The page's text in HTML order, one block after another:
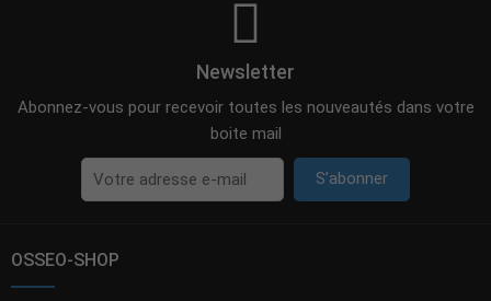
Newsletter
Abonnez-vous pour recevoir toutes les nouveautés dans votre
boite mail
S’abonner
OSSEO-SHOP